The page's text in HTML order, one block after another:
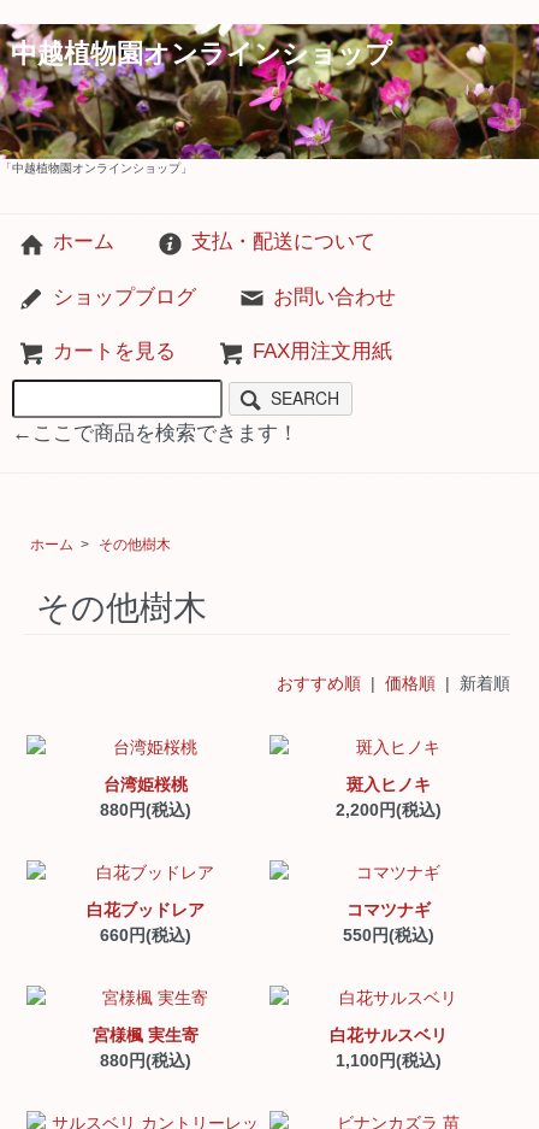
中越植物園オンラインショップ
「中越植物園オンラインショップ」
ホーム 支払・配送について
ショップブログ お問い合わせ
カートを見る FAX用注文用紙
SEARCH
←ここで商品を検索できます！
ホーム > その他樹木
その他樹木
おすすめ順| 価格順| 新着順
台湾姫桜桃
880円(税込)
斑入ヒノキ
2,200円(税込)
白花ブッドレア
660円(税込)
コマツナギ
550円(税込)
宮様楓 実生寄
880円(税込)
白花サルスベリ
1,100円(税込)